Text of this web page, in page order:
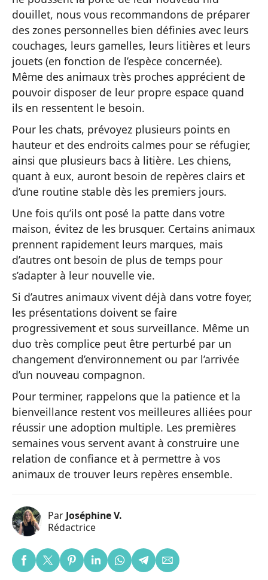
douillet, nous vous recommandons de préparer
des zones personnelles bien définies avec leurs
couchages, leurs gamelles, leurs litières et leurs
jouets (en fonction de l’espèce concernée).
Même des animaux très proches apprécient de
pouvoir disposer de leur propre espace quand
ils en ressentent le besoin.
Pour les chats, prévoyez plusieurs points en
hauteur et des endroits calmes pour se réfugier,
ainsi que plusieurs bacs à litière. Les chiens,
quant à eux, auront besoin de repères clairs et
d’une routine stable dès les premiers jours.
Une fois qu’ils ont posé la patte dans votre
maison, évitez de les brusquer. Certains animaux
prennent rapidement leurs marques, mais
d’autres ont besoin de plus de temps pour
s’adapter à leur nouvelle vie.
Si d’autres animaux vivent déjà dans votre foyer,
les présentations doivent se faire
progressivement et sous surveillance. Même un
duo très complice peut être perturbé par un
changement d’environnement ou par l’arrivée
d’un nouveau compagnon.
Pour terminer, rappelons que la patience et la
bienveillance restent vos meilleures alliées pour
réussir une adoption multiple. Les premières
semaines vous servent avant à construire une
relation de confiance et à permettre à vos
animaux de trouver leurs repères ensemble.
Par Joséphine V.
Rédactrice